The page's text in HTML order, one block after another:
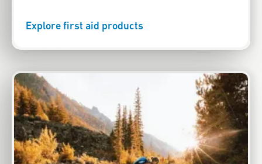
Explore first aid products